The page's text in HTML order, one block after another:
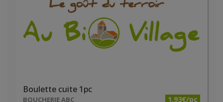
Boulette cuite 1pc
BOUCHERIE ABC 1.93€/pc